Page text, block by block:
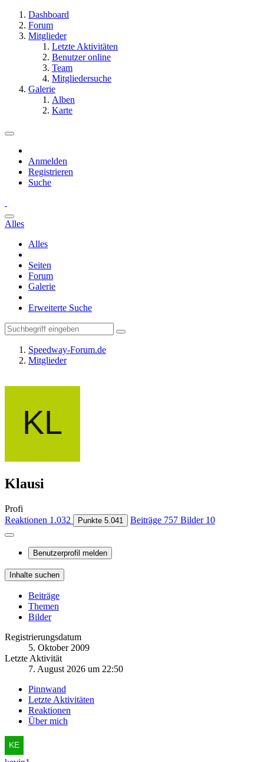
Dashboard
Forum
Mitglieder
Letzte Aktivitäten
Benutzer online
Team
Mitgliedersuche
Galerie
Alben
Karte
Anmelden
Registrieren
Suche
Alles
Alles
Seiten
Forum
Galerie
Erweiterte Suche
Speedway-Forum.de
Mitglieder
Klausi
Profi
Reaktionen 1.032 Punkte 5.041 Beiträge 757 Bilder 10
Benutzerprofil melden
Inhalte suchen
Beiträge
Themen
Bilder
Registrierungsdatum
5. Oktober 2009
Letzte Aktivität
7. August 2026 um 22:50
Pinnwand
Letzte Aktivitäten
Reaktionen
Über mich